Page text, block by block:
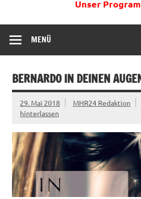
Unser
MENÜ
BERNARDO IN DEINEN
29. Mai 2018 MHR24 Redaktion
hinterlassen